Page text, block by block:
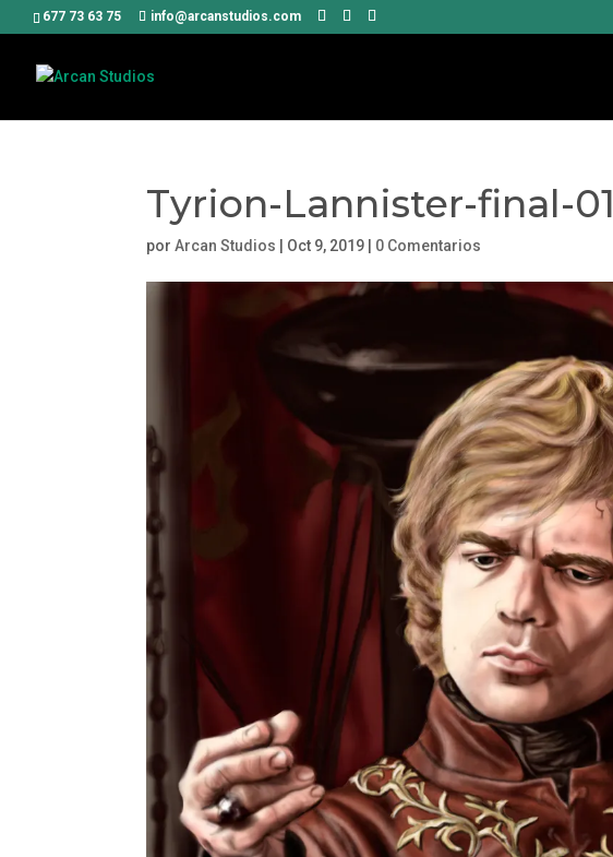
677 73 63 75 info@arcanstudios.com
Tyrion-Lannister-final-01
porArcan Studios Oct 9, 2019 0 Comentarios